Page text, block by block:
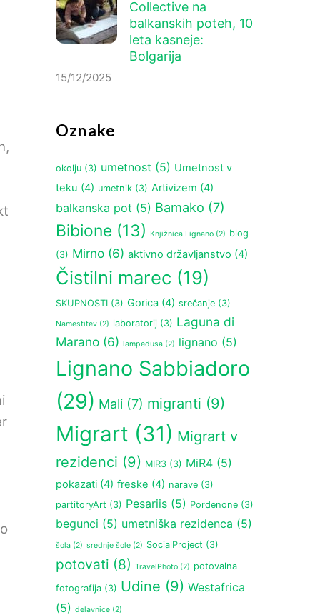
Collective na
balkanskih poteh, 10
leta kasneje:
Bolgarija
15/12/2025
Oznake
okolju(3) umetnost (5) Umetnost v
teku (4) umetnik(3) Artivizem (4)
balkanska pot (5) Bamako (7)
Bibione (13) Knjižnica Lignano(2) blog
(3) Mirno(6) aktivno državljanstvo (4)
Čistilni marec (19)
SKUPNOSTI(3) Gorica(4) srečanje(3)
Namestitev(2) laboratorij(3) Laguna di
Marano(6) lampedusa(2) lignano (5)
Lignano Sabbiadoro
(29) Mali(7) migranti (9)
Migrart (31) Migrart v
rezidenci (9) MIR3(3) MiR4(5)
pokazati(4) freske (4) narave(3)
partitoryArt (3) Pesariis(5) Pordenone(3)
begunci (5) umetniška rezidenca (5)
šola(2) srednje šole(2) SocialProject (3)
potovati (8) TravelPhoto(2) potovalna
fotografija(3) Udine (9) Westafrica
(5) delavnice(2)